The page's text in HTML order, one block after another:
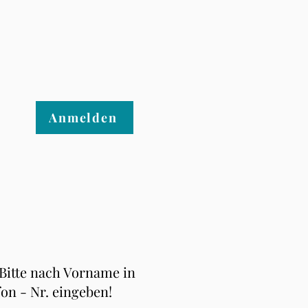
Anmelden
nach Vorname in
- Nr. eingeben!